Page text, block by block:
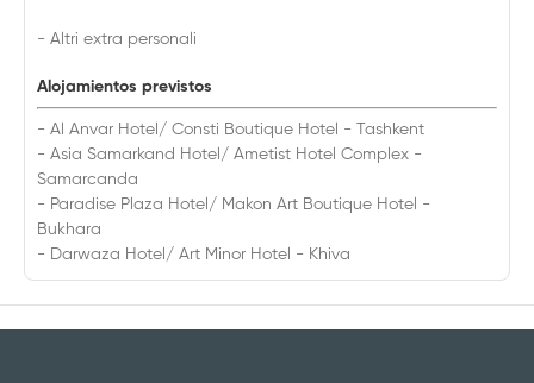
- Altri extra personali
Alojamientos previstos
- Al Anvar Hotel/ Consti Boutique Hotel - Tashkent
- Asia Samarkand Hotel/ Ametist Hotel Complex -
Samarcanda
- Paradise Plaza Hotel/ Makon Art Boutique Hotel -
Bukhara
- Darwaza Hotel/ Art Minor Hotel - Khiva